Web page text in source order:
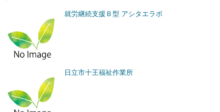
就労継続支援Ｂ型 アシタエラボ
日立市十王福祉作業所